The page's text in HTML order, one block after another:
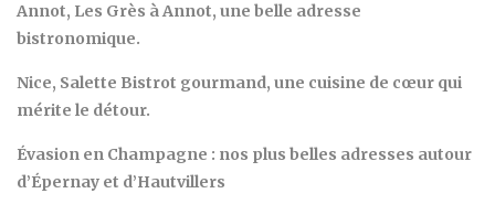
Annot, Les Grès à Annot, une belle adresse
bistronomique.
Nice, Salette Bistrot gourmand, une cuisine de cœur qui
mérite le détour.
Évasion en Champagne : nos plus belles adresses autour
d’Épernay et d’Hautvillers